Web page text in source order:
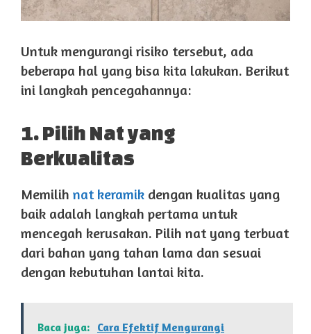
Untuk mengurangi risiko tersebut, ada
beberapa hal yang bisa kita lakukan. Berikut
ini langkah pencegahannya:
1. Pilih Nat yang
Berkualitas
Memilih nat keramik dengan kualitas yang
baik adalah langkah pertama untuk
mencegah kerusakan. Pilih nat yang terbuat
dari bahan yang tahan lama dan sesuai
dengan kebutuhan lantai kita.
Baca juga: Cara Efektif Mengurangi